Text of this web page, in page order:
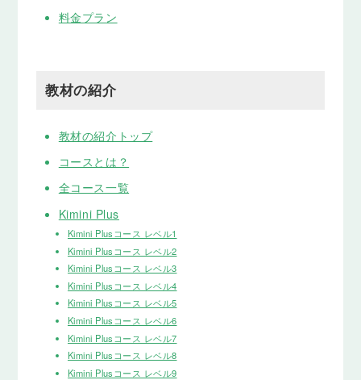
料金プラン
教材の紹介
教材の紹介トップ
コースとは？
全コース一覧
Kimini Plus
Kimini Plusコース レベル1
Kimini Plusコース レベル2
Kimini Plusコース レベル3
Kimini Plusコース レベル4
Kimini Plusコース レベル5
Kimini Plusコース レベル6
Kimini Plusコース レベル7
Kimini Plusコース レベル8
Kimini Plusコース レベル9